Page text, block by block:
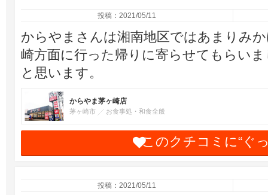
投稿：2021/05/11
からやまさんは湘南地区ではあまりみ
崎方面に行った帰りに寄らせてもらい
と思います。
からやま茅ヶ崎店
茅ヶ崎市 お食事処・和食全般
このクチコミに“ぐ
投稿：2021/05/11